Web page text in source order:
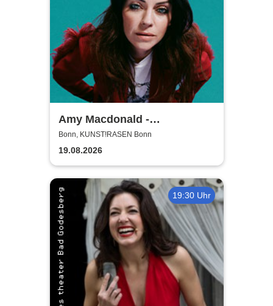
Amy Macdonald -
Sommershows 2026
Bonn, KUNST!RASEN Bonn
19.08.2026
19:30 Uhr